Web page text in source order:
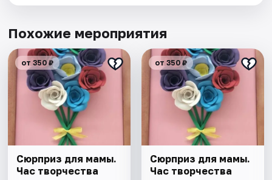
Похожие мероприятия
от 350 ₽
Сюрприз для мамы.
Час творчества
от 350 ₽
Сюрприз для мамы.
Час творчества